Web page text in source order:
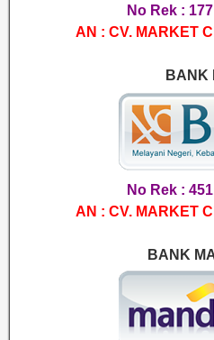
No Rek :
AN : CV. MARKET
BANK
No Rek :
AN : CV. MARKET
BANK